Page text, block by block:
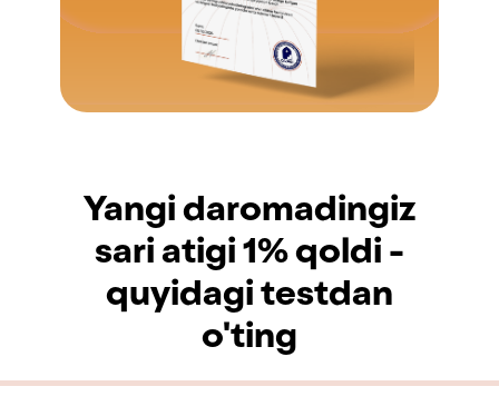
Yangi daromadingiz
sari atigi 1% qoldi -
quyidagi testdan
o'ting